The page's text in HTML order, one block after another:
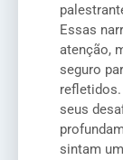
Essas
atenção,
seguro
seus
sintam